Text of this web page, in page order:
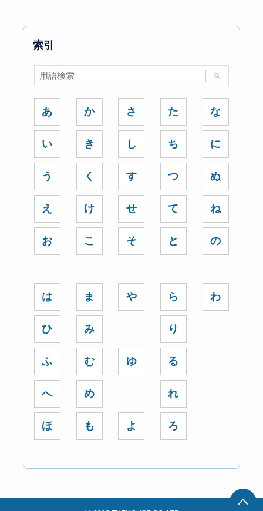
索引
あ
い
う
え
お
か
き
く
け
こ
さ
し
す
せ
そ
た
ち
つ
て
と
な
に
ぬ
ね
の
は
ひ
ふ
へ
ほ
ま
み
む
め
も
や
ゆ
よ
ら
り
る
れ
ろ
わ